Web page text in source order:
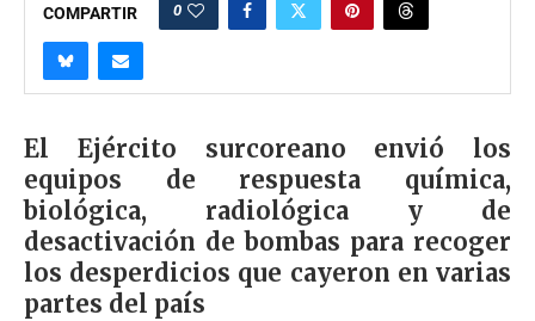
COMPARTIR 0
El Ejército surcoreano envió los
equipos de respuesta química,
biológica, radiológica y de
desactivación de bombas para recoger
los desperdicios que cayeron en varias
partes del país